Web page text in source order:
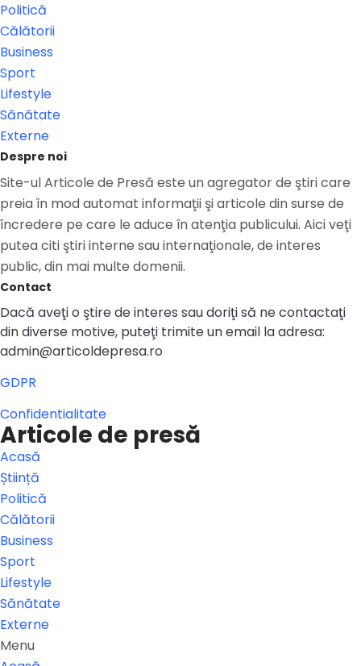
Politică
Călătorii
Business
Sport
Lifestyle
Sănătate
Externe
Despre noi
Site-ul Articole de Presă este un agregator de ştiri care
preia în mod automat informaţii şi articole din surse de
încredere pe care le aduce în atenţia publicului. Aici veţi
putea citi ştiri interne sau internaţionale, de interes
public, din mai multe domenii.
Contact
Dacă aveţi o ştire de interes sau doriţi să ne contactaţi
din diverse motive, puteţi trimite un email la adresa:
admin@articoldepresa.ro
GDPR
Confidentialitate
Articole de presă
Acasă
Știință
Politică
Călătorii
Business
Sport
Lifestyle
Sănătate
Externe
Menu